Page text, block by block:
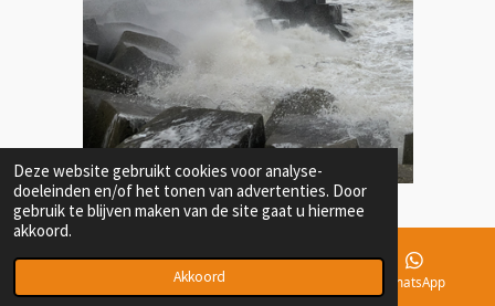
Deze website gebruikt cookies voor analyse-
doeleinden en/of het tonen van advertenties. Door
gebruik te blijven maken van de site gaat u hiermee
akkoord.
Akkoord
© 2021 - 2026 Maarten Oostenbrink Consultancy
Telefoonnummer WhatsApp